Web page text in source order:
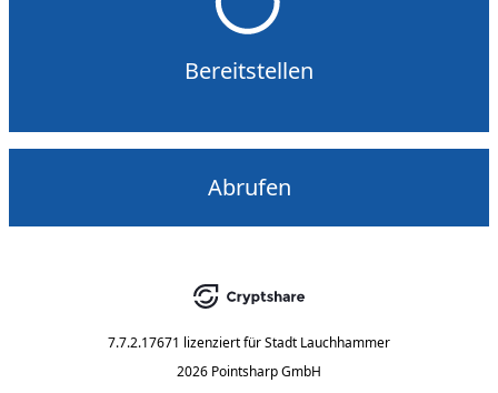
Bereitstellen
Abrufen
7.7.2.17671 lizenziert fürStadt Lauchhammer
2026 Pointsharp GmbH